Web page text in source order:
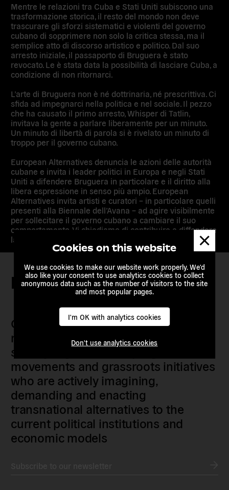
Cookies on this website
We use cookies to make our website work properly. We'd
also like your consent to use analytics cookies to collect
anonymous data such as the number of visitors to the site
and most popular pages.
I'm OK with analytics cookies
Don't use analytics cookies
Mentre le relazioni tra Cuba e Stati Uniti subiscono una
trasformazione storica, il resto del mondo non deve
trascurare gli sforzi sistematici e violenti del governo
cubano di sopprimere non solo la critica stessa, ma il
semplice atto di discorso artistico e politico. Dal suo
arresto iniziale, il passaporto di Bruguera è stato
revocato. Le è stata data la possibilità di lasciare Cuba, a
condizione di non ritornarci.
L’arte di Bruguera non è né dottrinaria, né prescrittiva. Ci
sfida ad impegnarci nella politica e nel sociale. Il pezzo
che ha causato il primo arresto, Whisper di Tatlin,
invitava la gente a parlare liberamente per un minuto.
Un minuto di libertà di parola si è rivelato un minuto di
troppo per il governo cubano.
European Alternatives denuncia le azioni delle autorità
cubane e invita i leader politici in Europa e negli Stati
Uniti a difendere Bruguera in particolare e il diritto alla
libera espressione in senso più ampio. European
Alternatives invita artisti e curatori – in particolare quelli
presenti alla Biennale dell’Avana – ad agire visibilmente
per sollecitare il governo cubano a cambiare il suo
comportamento. Vi chiediamo di contribuire a diffondere
la sua storia.
Keep in touch
Our members are citizens, activists,
researchers, artists, organisers, civil
society organisations, progressive
movements and grassroots initiatives
who are actively imagining,
demanding and enacting
transnational alternatives to the
current political institutions and
economic models